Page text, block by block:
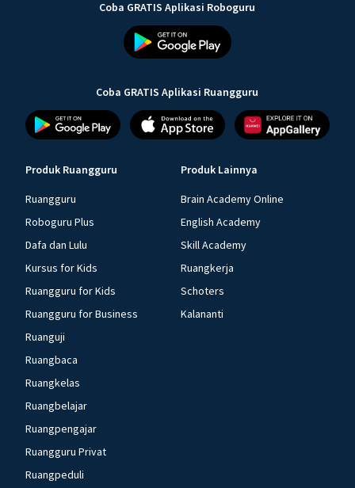
Coba GRATIS Aplikasi Roboguru
Coba GRATIS Aplikasi Ruangguru
Produk Ruangguru
Ruangguru
Roboguru Plus
Dafa dan Lulu
Kursus for Kids
Ruangguru for Kids
Ruangguru for Business
Ruanguji
Ruangbaca
Ruangkelas
Ruangbelajar
Ruangpengajar
Ruangguru Privat
Ruangpeduli
Produk Lainnya
Brain Academy Online
English Academy
Skill Academy
Ruangkerja
Schoters
Kalananti